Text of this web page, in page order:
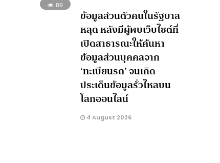
89
ข้อมูลส่วนตัวคนในรัฐบาล
หลุด หลังมีผู้พบเว็บไซต์ที่
เปิดสาธารณะให้ค้นหา
ข้อมูลส่วนบุคคลจาก
‘ทะเบียนรถ’ จนเกิด
ประเด็นข้อมูลรั่วไหลบน
โลกออนไลน์
4 August 2026